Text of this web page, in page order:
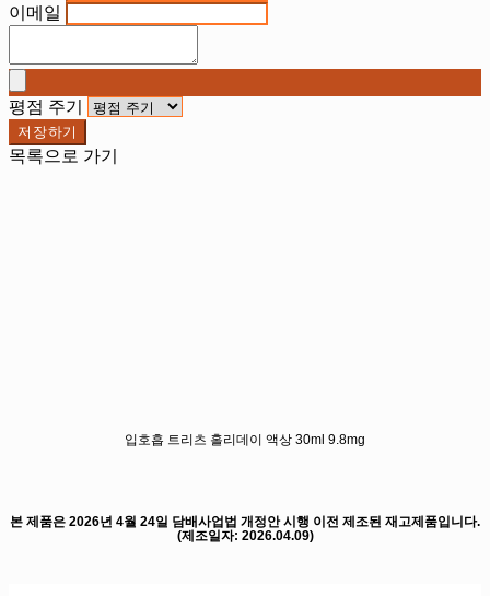
이메일
평점 주기
저장하기
목록으로 가기
입호흡 트리츠 홀리데이 액상 30ml 9.8mg
본 제품은 2026년 4월 24일 담배사업법 개정안 시행 이전 제조된 재고제품입니다.
(제조일자: 2026.04.09)